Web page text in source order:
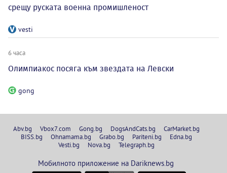
срещу руската военна промишленост
vesti
6 часа
Олимпиакос посяга към звездата на Левски
gong
Abv.bg Vbox7.com Gong.bg DogsAndCats.bg
CarMarket.bg
BISS.bg
Ohnamama.bg Grabo.bg Pariteni.bg
Edna.bg
Vesti.bg
Nova.bg Telegraph.bg
Мобилното приложение на Dariknews.bg